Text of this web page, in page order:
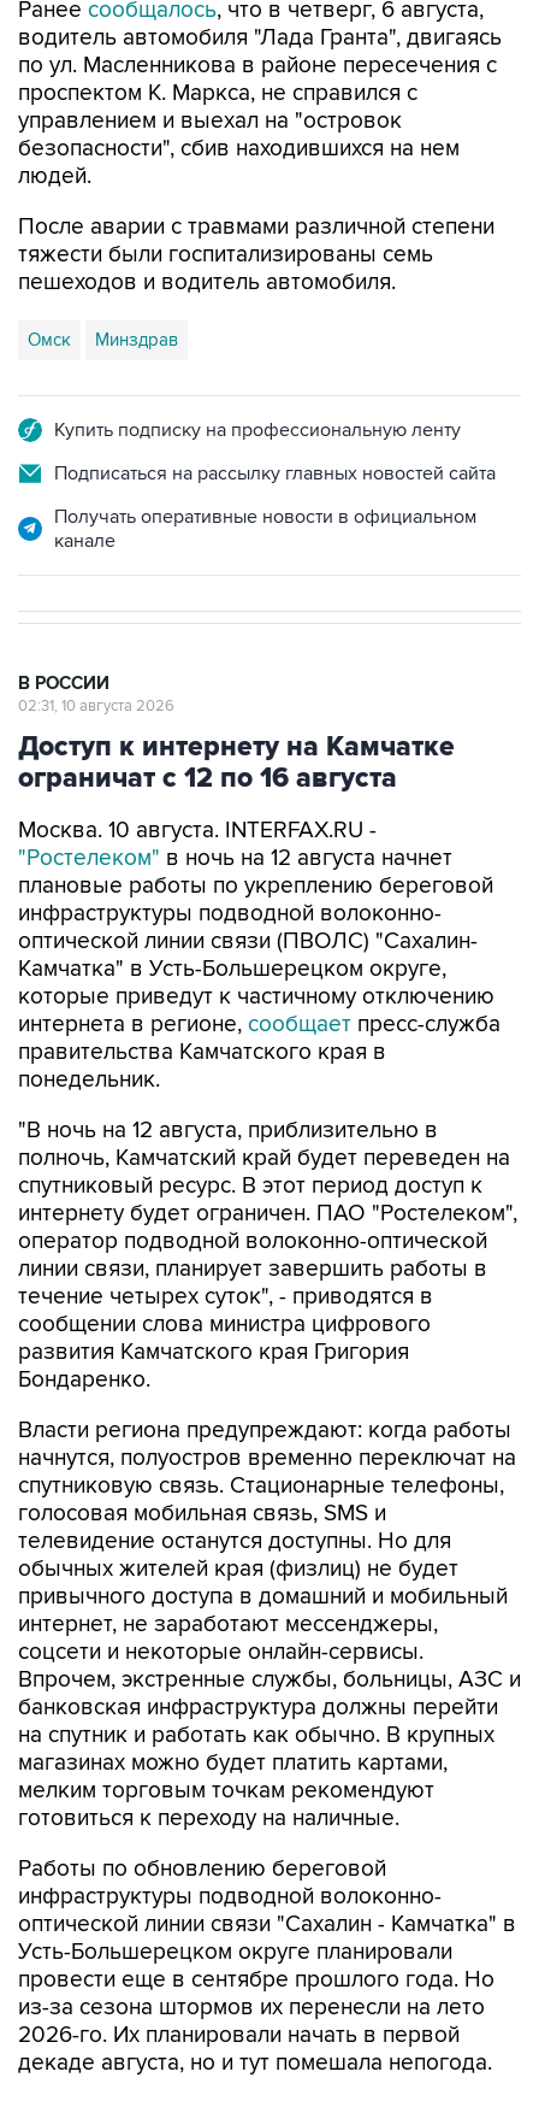
по ул. Масленникова в районе пересечения с
проспектом К. Маркса, не справился с
управлением и выехал на "островок
безопасности", сбив находившихся на нем
людей.
После аварии с травмами различной степени
пешеходов и водитель автомобиля.
Омск Минздрав
Подписаться на рассылку главных новостей сайта
Получать оперативные новости в официальном
Доступ к интернету на Камчатке
ограничат с 12 по 16 августа
Москва. 10 августа. INTERFAX.RU -
плановые работы по укреплению береговой
инфраструктуры подводной волоконно-
оптической линии связи (ПВОЛС) "Сахалин-
Камчатка" в Усть-Большерецком округе,
которые приведут к частичному отключению
интернета в регионе,сообщаетпресс-служба
правительства Камчатского края в
понедельник.
"В ночь на 12 августа, приблизительно в
спутниковый ресурс. В этот период доступ к
интернету будет ограничен. ПАО "Ростелеком",
оператор подводной волоконно-оптической
линии связи, планирует завершить работы в
течение четырех суток", - приводятся в
сообщении слова министра цифрового
развития Камчатского края Григория
Бондаренко.
Власти региона предупреждают: когда работы
спутниковую связь. Стационарные телефоны,
голосовая мобильная связь, SMS и
телевидение останутся доступны. Но для
обычных жителей края (физлиц) не будет
привычного доступа в домашний и мобильный
интернет, не заработают мессенджеры,
соцсети и некоторые онлайн-сервисы.
Впрочем, экстренные службы, больницы, АЗС и
банковская инфраструктура должны перейти
на спутник и работать как обычно. В крупных
магазинах можно будет платить картами,
мелким торговым точкам рекомендуют
готовиться к переходу на наличные.
Работы по обновлению береговой
оптической линии связи "Сахалин - Камчатка" в
Усть-Большерецком округе планировали
провести еще в сентябре прошлого года. Но
из-за сезона штормов их перенесли на лето
2026-го. Их планировали начать в первой
декаде августа, но и тут помешала непогода.
Камчатка Камчатский край Ростелеком